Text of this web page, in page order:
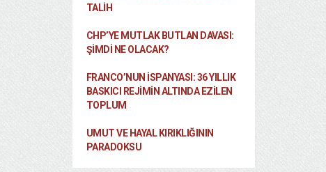
TALIH
CHP’YE MUTLAK BUTLAN DAVASI:
ŞİMDİ NE OLACAK?
FRANCO’NUN İSPANYASI: 36 YILLIK
BASKICI REJIMIN ALTINDA EZILEN
TOPLUM
UMUT VE HAYAL KIRIKLIĞININ
PARADOKSU